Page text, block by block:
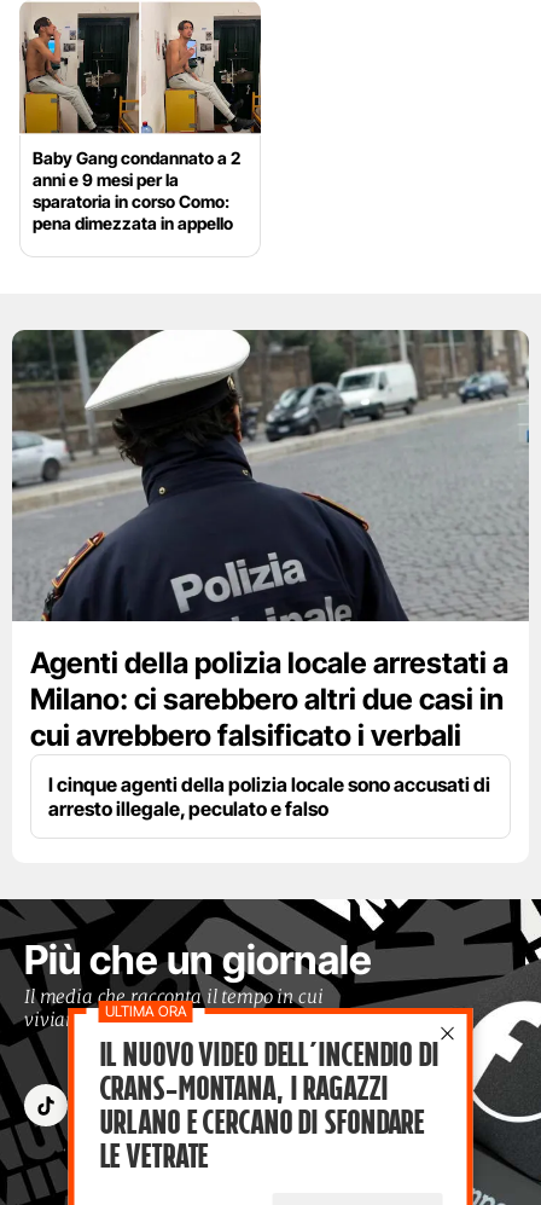
Baby Gang condannato a 2
anni e 9 mesi per la
sparatoria in corso Como:
pena dimezzata in appello
Agenti della polizia locale arrestati a
Milano: ci sarebbero altri due casi in
cui avrebbero falsificato i verbali
I cinque agenti della polizia locale sono accusati di
arresto illegale, peculato e falso
Più che un giornale
Il media che racconta il tempo in cui
viviamo con occhi moderni
Il nuovo video dell’incendio di
Crans-Montana, i ragazzi
Urlano e cercano di sfondare
le vetrate